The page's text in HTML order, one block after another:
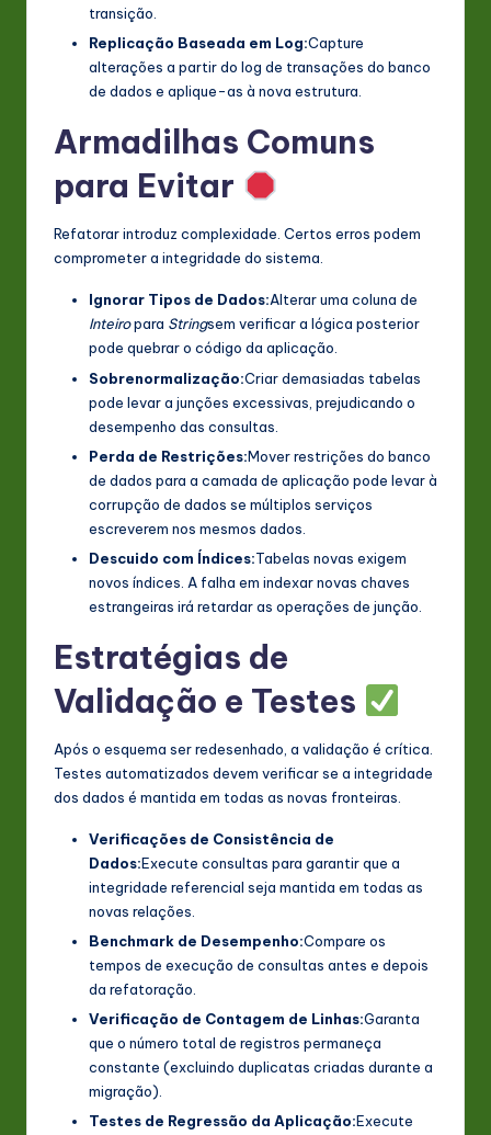
transição.
Replicação Baseada em Log:Capture
alterações a partir do log de transações do banco
de dados e aplique-as à nova estrutura.
Armadilhas Comuns
para Evitar
Refatorar introduz complexidade. Certos erros podem
comprometer a integridade do sistema.
Ignorar Tipos de Dados:Alterar uma coluna de
Inteiropara Stringsem verificar a lógica posterior
pode quebrar o código da aplicação.
Sobrenormalização:Criar demasiadas tabelas
pode levar a junções excessivas, prejudicando o
desempenho das consultas.
Perda de Restrições:Mover restrições do banco
de dados para a camada de aplicação pode levar à
corrupção de dados se múltiplos serviços
escreverem nos mesmos dados.
Descuido com Índices:Tabelas novas exigem
novos índices. A falha em indexar novas chaves
estrangeiras irá retardar as operações de junção.
Estratégias de
Validação e Testes
Após o esquema ser redesenhado, a validação é crítica.
Testes automatizados devem verificar se a integridade
dos dados é mantida em todas as novas fronteiras.
Verificações de Consistência de
Dados:Execute consultas para garantir que a
integridade referencial seja mantida em todas as
novas relações.
Benchmark de Desempenho:Compare os
tempos de execução de consultas antes e depois
da refatoração.
Verificação de Contagem de Linhas:Garanta
que o número total de registros permaneça
constante (excluindo duplicatas criadas durante a
migração).
Testes de Regressão da Aplicação:Execute